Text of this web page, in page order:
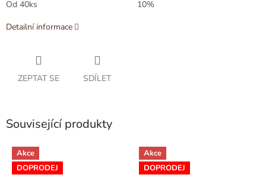
Od 40ks
10%
Detailní informace
ZEPTAT SE SDÍLET
Související produkty
Akce
DOPRODEJ
Akce
DOPRODEJ